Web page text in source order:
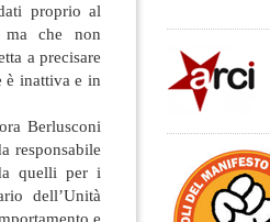
proprio al
ma che non
a precisare
è inattiva e in
Berlusconi
responsabile
quelli per i
dell’Unità